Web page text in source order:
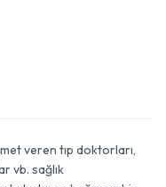
veren tıp doktorları,
vb. sağlık